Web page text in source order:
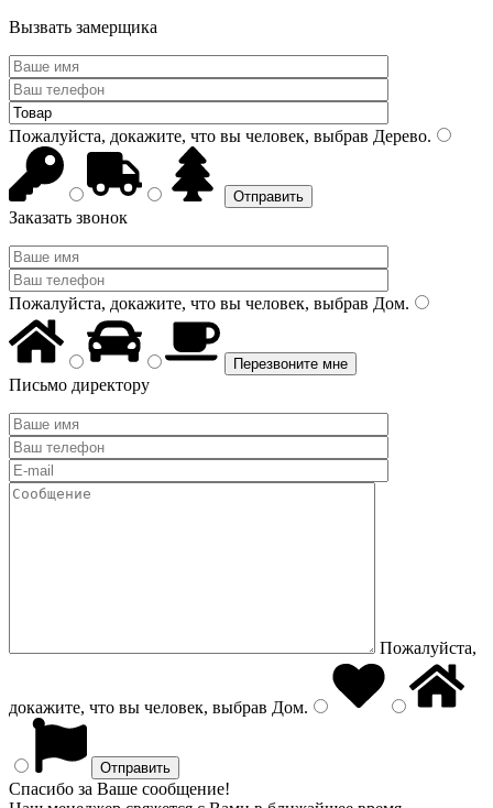
Вызвать замерщика
Пожалуйста, докажите, что вы человек, выбрав Дерево.
Заказать звонок
Пожалуйста, докажите, что вы человек, выбрав Дом.
Письмо директору
Пожалуйста,
докажите, что вы человек, выбрав Дом.
Спасибо за Ваше сообщение!